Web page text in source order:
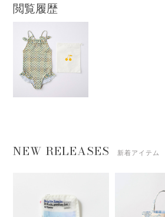
閲覧履歴
NEW RELEASES 新着アイテム